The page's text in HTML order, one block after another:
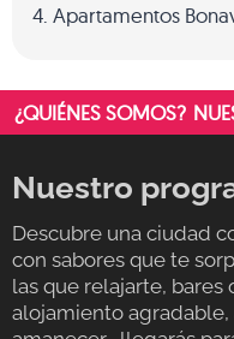
Apartamentos
¿QUIÉNES SOMOS?
Nuestro
Descubre una ciudad
con sabores que te
las que relajarte,
alojamiento